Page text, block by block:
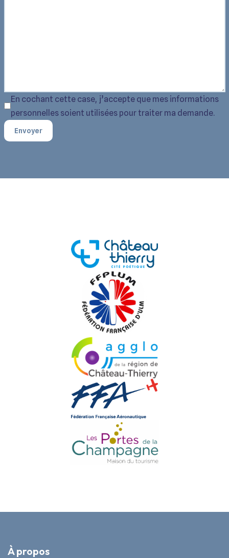
En cochant cette case, j’accepte que mes informations
personnelles soient utilisées pour traiter ma demande.
Envoyer
À propos